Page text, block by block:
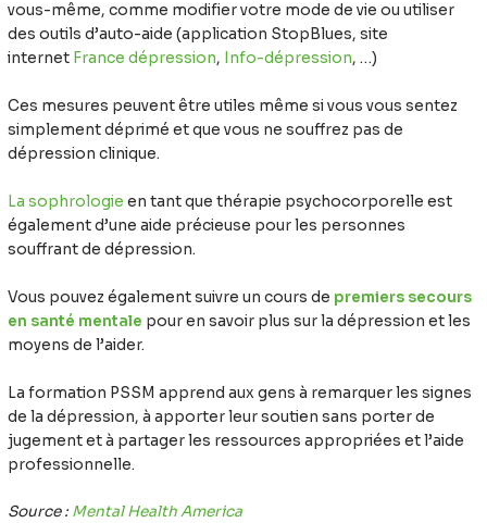
vous-même, comme modifier votre mode de vie ou utiliser
des outils d’auto-aide (application StopBlues, site
internet France dépression, Info-dépression, …)
Ces mesures peuvent être utiles même si vous vous sentez
simplement déprimé et que vous ne souffrez pas de
dépression clinique.
La sophrologie en tant que thérapie psychocorporelle est
également d’une aide précieuse pour les personnes
souffrant de dépression.
Vous pouvez également suivre un cours de premiers secours
en santé mentale pour en savoir plus sur la dépression et les
moyens de l’aider.
La formation PSSM apprend aux gens à remarquer les signes
de la dépression, à apporter leur soutien sans porter de
jugement et à partager les ressources appropriées et l’aide
professionnelle.
Source :Mental Health America